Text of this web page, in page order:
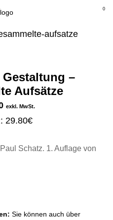
0
–
Aufsätze
exkl. MwSt.
: 29.80€
Schatz. 1. Auflage von
Sie können auch über